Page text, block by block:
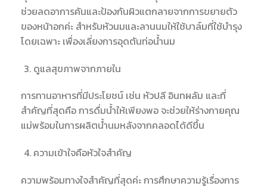
ช่วยลดอาการคันและป้องกันผิวแตกลายจากการขยายตัว
ของหน้าอกค่ะ สำหรับหัวนมและลานนมให้ใช้บาล์มที่ใช้บำรุง
โดยเฉพาะ เพื่องเลี่ยงการอุดตันท่อน้ำนม
ดูแลสุขภาพจากภายใน
การทานอาหารที่มีประโยชน์ เช่น หัวปลี อินทผลัม และที่
สำคัญที่สุดคือ การดื่มน้ำให้เพียงพอ จะช่วยให้ร่างกายคุณ
แม่พร้อมในการผลิตน้ำนมหลังจากคลอดได้ดีขึ้น
ความเข้าใจคือหัวใจสำคัญ
ความพร้อมทางใจสำคัญที่สุดค่ะ การศึกษาความรู้เรื่องการ